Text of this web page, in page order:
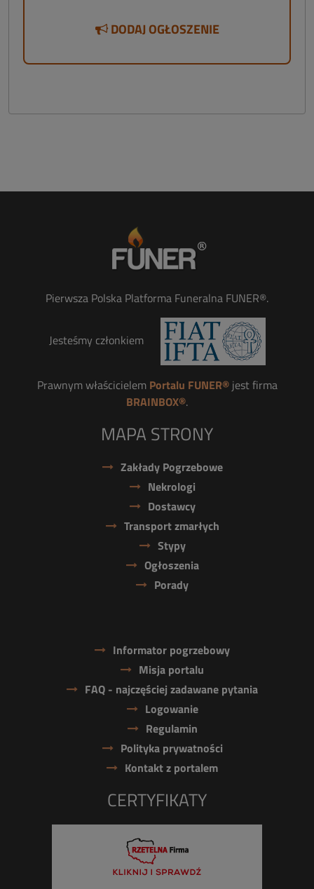
DODAJ OGŁOSZENIE
Pierwsza Polska Platforma Funeralna FUNER®.
Jesteśmy członkiem
Prawnym właścicielem Portalu FUNER®jest firma
BRAINBOX®.
MAPA STRONY
Zakłady Pogrzebowe
Nekrologi
Dostawcy
Transport zmarłych
Stypy
Ogłoszenia
Porady
Informator pogrzebowy
Misja portalu
FAQ - najczęściej zadawane pytania
Logowanie
Regulamin
Polityka prywatności
Kontakt z portalem
CERTYFIKATY